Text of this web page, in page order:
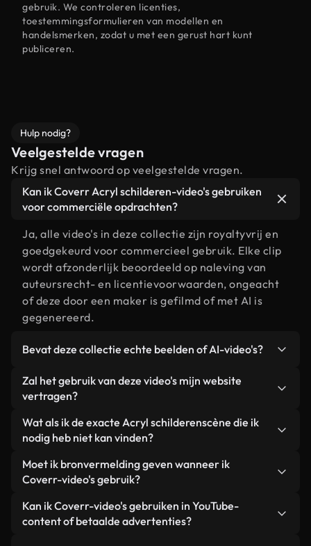
gebruik. We controleren licenties,
toestemmingsformulieren van modellen en
handelsmerken, zodat u met een gerust hart kunt
publiceren.
Hulp nodig?
Veelgestelde vragen
Krijg snel antwoord op veelgestelde vragen.
Kan ik Coverr Acryl schilderen-video's gebruiken
voor commerciële opdrachten?
Ja, alle video's in deze collectie zijn royaltyvrij en
goedgekeurd voor commercieel gebruik. Elke clip
wordt afzonderlijk beoordeeld op naleving van
auteursrecht- en licentievoorwaarden, ongeacht
of deze door een maker is gefilmd of met AI is
gegenereerd.
Bevat deze collectie echte beelden of AI-video's?
Beide. Dit is een hybride bibliotheek die bestaat
uit echte, door mensen gefilmde beelden van
gegenereerde video's. Elke video is duidelijk
gelabeld, zodat je altijd weet wat je gebruikt.
Zal het gebruik van deze video's mijn website
vertragen?
Niet als u voor onze geoptimaliseerde versies
kiest. Wij bieden lichtgewicht, webklare formaten
achtergrond. Zo blijft de kwaliteit hoog, worden de
laadtijden geminimaliseerd en worden
statistieken zoals LCP verbeterd.
Wat als ik de exacte Acryl schilderenscène die ik
nodig heb niet kan vinden?
Met Coverr AI Studio maak je direct een video.
Beschrijf de scène – bijvoorbeeld "Acryl schilderen
binnen enkele seconden een gepersonaliseerde
video die voldoet aan onze licentievoorwaarden.
Moet ik bronvermelding geven wanneer ik
Coverr-video's gebruik?
Naamsvermelding is niet vereist. Alle video's in
onze stockbibliotheek zijn royaltyvrij en kunnen
Kan ik Coverr-video's gebruiken in YouTube-
content of betaalde advertenties?